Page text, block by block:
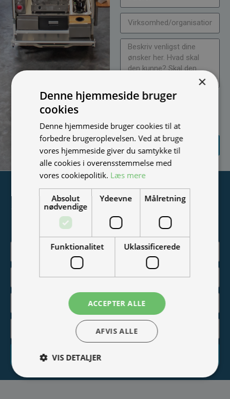
Jeg vil gerne modtage
vi spammer ikke)
SEND
FORESPØRGSEL
Tilmeld nyhedsmail
Vær blandt de første til at modtage info om nye produkter,
tilbud, events og udstillinger.
×
Denne hjemmeside bruger
cookies
Denne hjemmeside bruger cookies til at
forbedre brugeroplevelsen. Ved at bruge
vores hjemmeside giver du samtykke til
alle cookies i overensstemmelse med
vores cookiepolitik. Læs mere
Absolut
nødvendige
Ydeevne Målretning
Funktionalitet Uklassificerede
ACCEPTER ALLE
AFVIS ALLE
VIS DETALJER